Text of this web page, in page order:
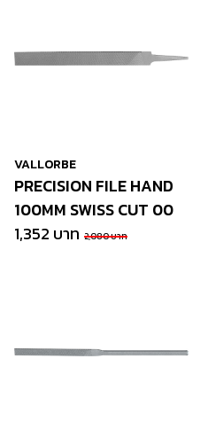
VALLORBE
PRECISION FILE HAND
100MM SWISS CUT 00
1,352 บาท 2,080 บาท